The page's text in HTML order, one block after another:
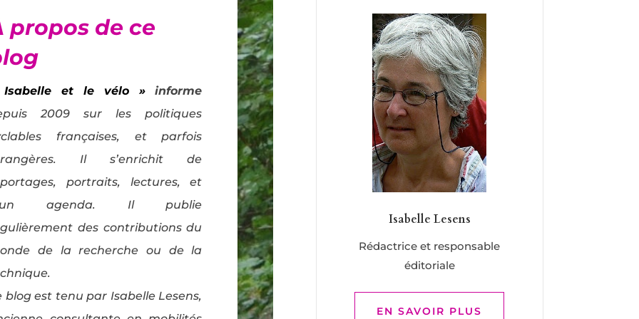
propos de ce
et le vélo »informe
2009 sur les politiques
françaises, et parfois
Il s’enrichit de
portraits, lectures, et
agenda. Il publie
des contributions du
de la recherche ou de la
blog est tenu par Isabelle Lesens,
Isabelle Lesens
Rédactrice et responsable
éditoriale
EN SAVOIR PLUS